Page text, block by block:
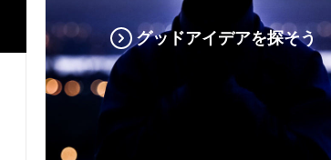
グッドアイデアを探そう